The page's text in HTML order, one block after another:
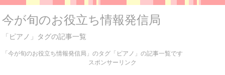
今が旬のお役立ち情報発信局
「ピアノ」タグの記事一覧
「今が旬のお役立ち情報発信局」のタグ「ピアノ」の記事一覧です
スポンサーリンク